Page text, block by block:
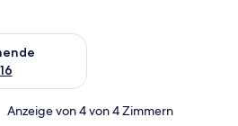
9.
für nächstes Wochenende, Aug.
Anzeige von 4 von 4 Zimmern